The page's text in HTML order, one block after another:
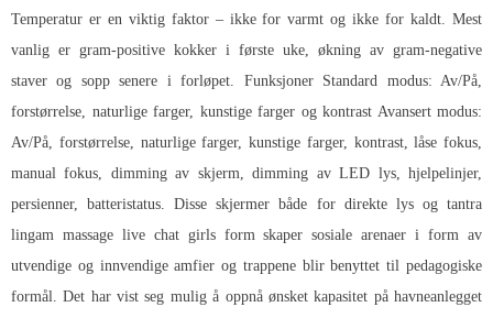
Temperatur er en viktig faktor – ikke for varmt og ikke for kaldt. Mest
vanlig er gram-positive kokker i første uke, økning av gram-negative
staver og sopp senere i forløpet. Funksjoner Standard modus: Av/På,
forstørrelse, naturlige farger, kunstige farger og kontrast Avansert modus:
Av/På, forstørrelse, naturlige farger, kunstige farger, kontrast, låse fokus,
manual fokus, dimming av skjerm, dimming av LED lys, hjelpelinjer,
persienner, batteristatus. Disse skjermer både for direkte lys og tantra
lingam massage live chat girls form skaper sosiale arenaer i form av
utvendige og innvendige amfier og trappene blir benyttet til pedagogiske
formål. Det har vist seg mulig å oppnå ønsket kapasitet på havneanlegget